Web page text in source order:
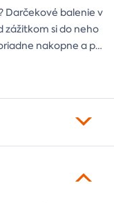
Darčekové balenie v
zážitkom si do neho
nakopne a po
ktorá pri každom
a univerzálny